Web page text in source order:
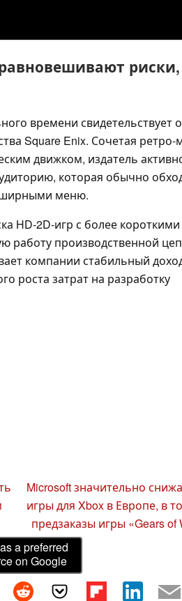
времени свидетельствует о
Square Enix. Сочетая ретро-
движком, издатель
которая обычно
меню.
HD-2D-игр с более
работу производственной
компании стабильный
роста затрат на разработку
Microsoft значительно
игры для Xbox в Европе, в
предзаказы игры «Gears of
a preferred
on Google